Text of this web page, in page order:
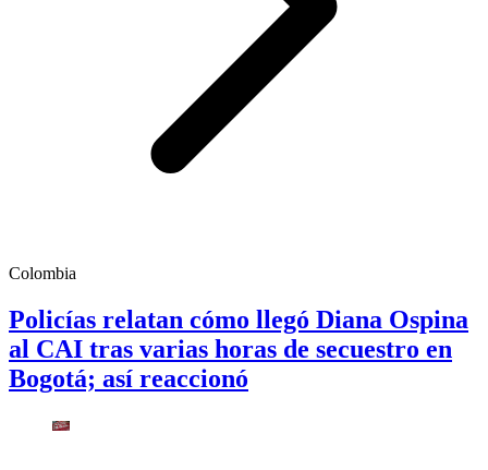
Colombia
Policías relatan cómo llegó Diana Ospina
al CAI tras varias horas de secuestro en
Bogotá; así reaccionó